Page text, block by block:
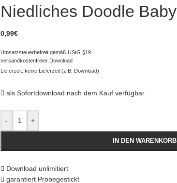
Niedliches Doodle Baby
0,99€
Umsatzsteuerbefreit gemäß UStG §19
versandkostenfreier Download
Lieferzeit: keine Lieferzeit (z.B. Download)
als Sofortdownload nach dem Kauf verfügbar
- +
IN DEN WARENKORB
Download unlimitiert
garantiert Probegestickt